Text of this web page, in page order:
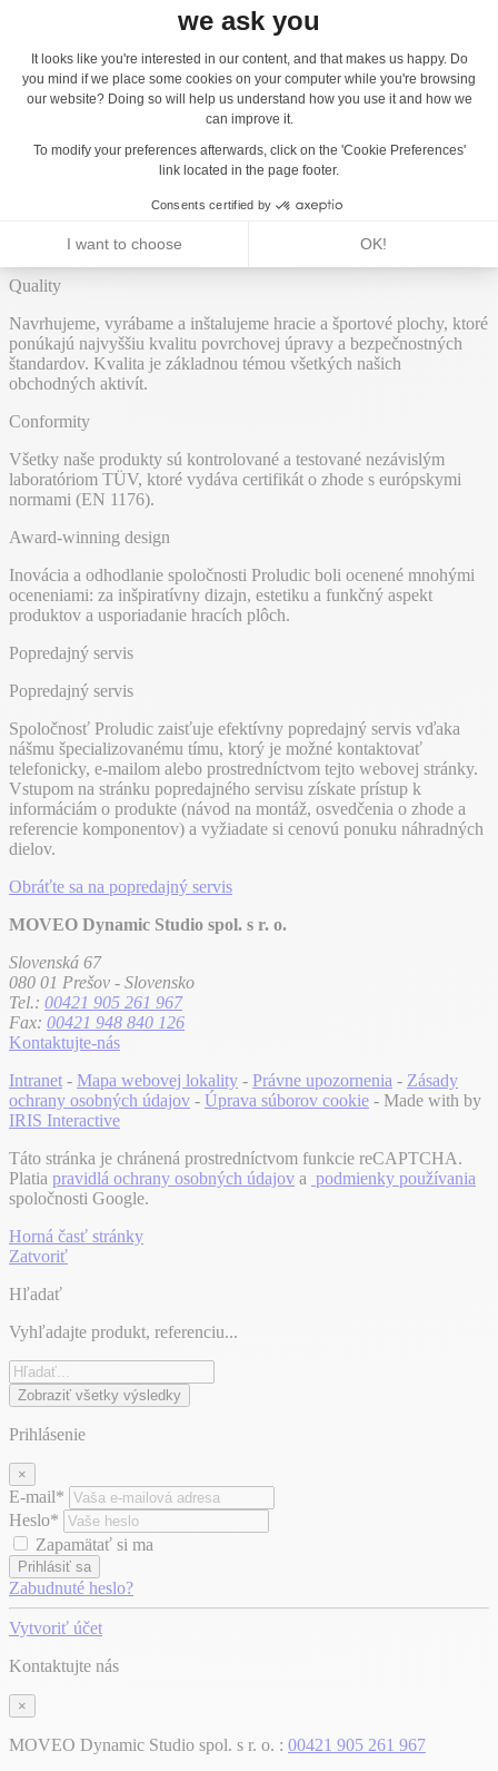
J2825 - Lavička "sed-stoj"
RBA8 - Lavička s operadlom
J2822 - Odpadkový kôš Duo
Quality
Navrhujeme, vyrábame a inštalujeme hracie a športové plochy, ktoré
ponúkajú najvyššiu kvalitu povrchovej úpravy a bezpečnostných
štandardov. Kvalita je základnou témou všetkých našich
obchodných aktivít.
Conformity
Všetky naše produkty sú kontrolované a testované nezávislým
laboratóriom TÜV, ktoré vydáva certifikát o zhode s európskymi
normami (EN 1176).
Award-winning design
Inovácia a odhodlanie spoločnosti Proludic boli ocenené mnohými
oceneniami: za inšpiratívny dizajn, estetiku a funkčný aspekt
produktov a usporiadanie hracích plôch.
Popredajný servis
Popredajný servis
Spoločnosť Proludic zaisťuje efektívny popredajný servis vďaka
nášmu špecializovanému tímu, ktorý je možné kontaktovať
telefonicky, e-mailom alebo prostredníctvom tejto webovej stránky.
Vstupom na stránku popredajného servisu získate prístup k
informáciám o produkte (návod na montáž, osvedčenia o zhode a
referencie komponentov) a vyžiadate si cenovú ponuku náhradných
dielov.
Obráťte sa na popredajný servis
MOVEO Dynamic Studio spol. s r. o.
Slovenská 67
080 01 Prešov - Slovensko
Tel.: 00421 905 261 967
Fax: 00421 948 840 126
Kontaktujte-nás
Intranet - Mapa webovej lokality - Právne upozornenia - Zásady
ochrany osobných údajov - Úprava súborov cookie - Made with by
IRIS Interactive
Táto stránka je chránená prostredníctvom funkcie reCAPTCHA.
Platia pravidlá ochrany osobných údajov a podmienky používania
spoločnosti Google.
Horná časť stránky
Zatvoriť
Hľadať
Vyhľadajte produkt, referenciu...
Zobraziť všetky výsledky
Prihlásenie
×
E-mail*
Heslo*
Zapamätať si ma
Prihlásiť sa
Zabudnuté heslo?
Vytvoriť účet
Kontaktujte nás
×
MOVEO Dynamic Studio spol. s r. o. : 00421 905 261 967